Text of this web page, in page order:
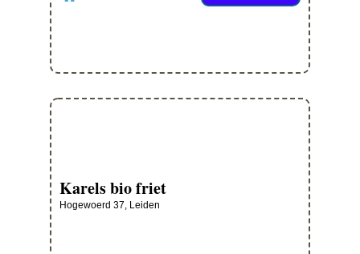
Karels bio friet
Hogewoerd 37, Leiden